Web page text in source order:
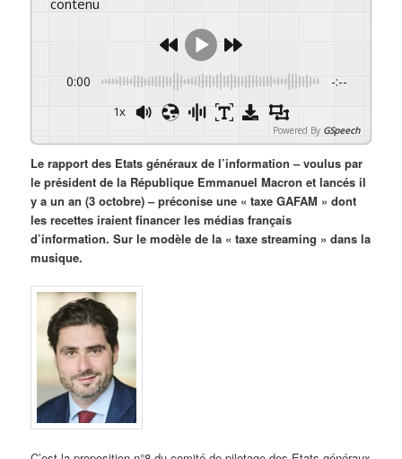
0:00 -:--
1x
Powered By GSpeech
Le rapport des Etats généraux de l’information – voulus par
le président de la République Emmanuel Macron et lancés il
y a un an (3 octobre) – préconise une « taxe GAFAM » dont
les recettes iraient financer les médias français
d’information. Sur le modèle de la « taxe streaming » dans la
musique.